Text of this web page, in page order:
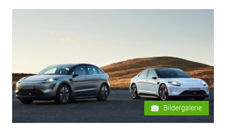
Bildergalerie